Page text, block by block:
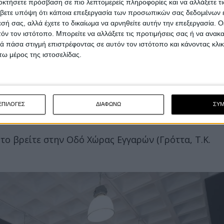
πρόσβαση σε πιο λεπτομερείς πληροφορίες και να αλλάξετε
υπόψη ότι κάποια επεξεργασία των προσωπικών σας δεδομένων
σας, αλλά έχετε το δικαίωμα να αρνηθείτε αυτήν την επεξεργασία.
τον ιστότοπο. Μπορείτε να αλλάξετε τις προτιμήσεις σας ή να
στιγμή επιστρέφοντας σε αυτόν τον ιστότοπο και κάνοντας
μέρος της ιστοσελίδας.
ΔΙΑΦΩΝΩ
του καταστήματος θα μπορέσουν να
CFMOTO και Royal Enfield, αλλά και να δουν
Polaris και Letbe, ενώ θα αποκαλυφθεί και
για την οποίαμπορείτε να διαβάσετε
βρείτε στην Οδό Χώρας Εγγαρών (Γρόττα, Τ.Κ.